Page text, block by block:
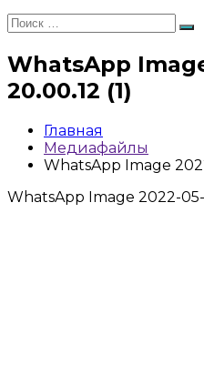
Искать:
WhatsApp
20.00.12 (1)
Главная
Медиафайлы
WhatsApp Image
WhatsApp Image 2022-05-